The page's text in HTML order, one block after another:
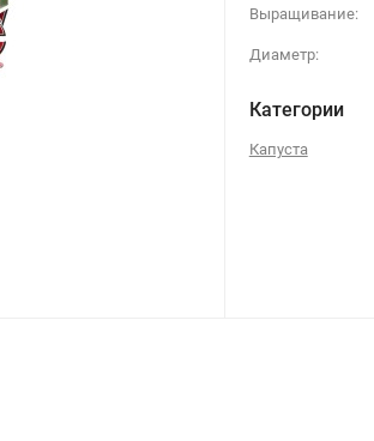
Выращивание:
Диаметр:
Категории
Капуста